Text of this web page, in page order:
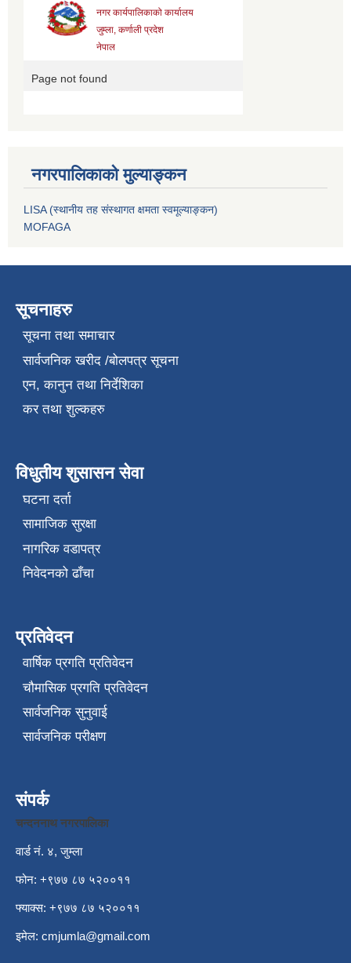
नगरपालिकाको मुल्याङ्कन
LISA (स्थानीय तह संस्थागत क्षमता स्वमूल्याङ्कन)
MOFAGA
सूचनाहरु
सूचना तथा समाचार
सार्वजनिक खरीद /बोलपत्र सूचना
एन, कानुन तथा निर्देशिका
कर तथा शुल्कहरु
विधुतीय शुसासन सेवा
घटना दर्ता
सामाजिक सुरक्षा
नागरिक वडापत्र
निवेदनको ढाँचा
प्रतिवेदन
वार्षिक प्रगति प्रतिवेदन
चौमासिक प्रगति प्रतिवेदन
सार्वजनिक सुनुवाई
सार्वजनिक परीक्षण
संपर्क
चन्दननाथ नगरपालिका
वार्ड नं. ४, जुम्ला
फोन: +९७७ ८७ ५२००११
फ्याक्स: +९७७ ८७ ५२००११
इमेल: cmjumla@gmail.com